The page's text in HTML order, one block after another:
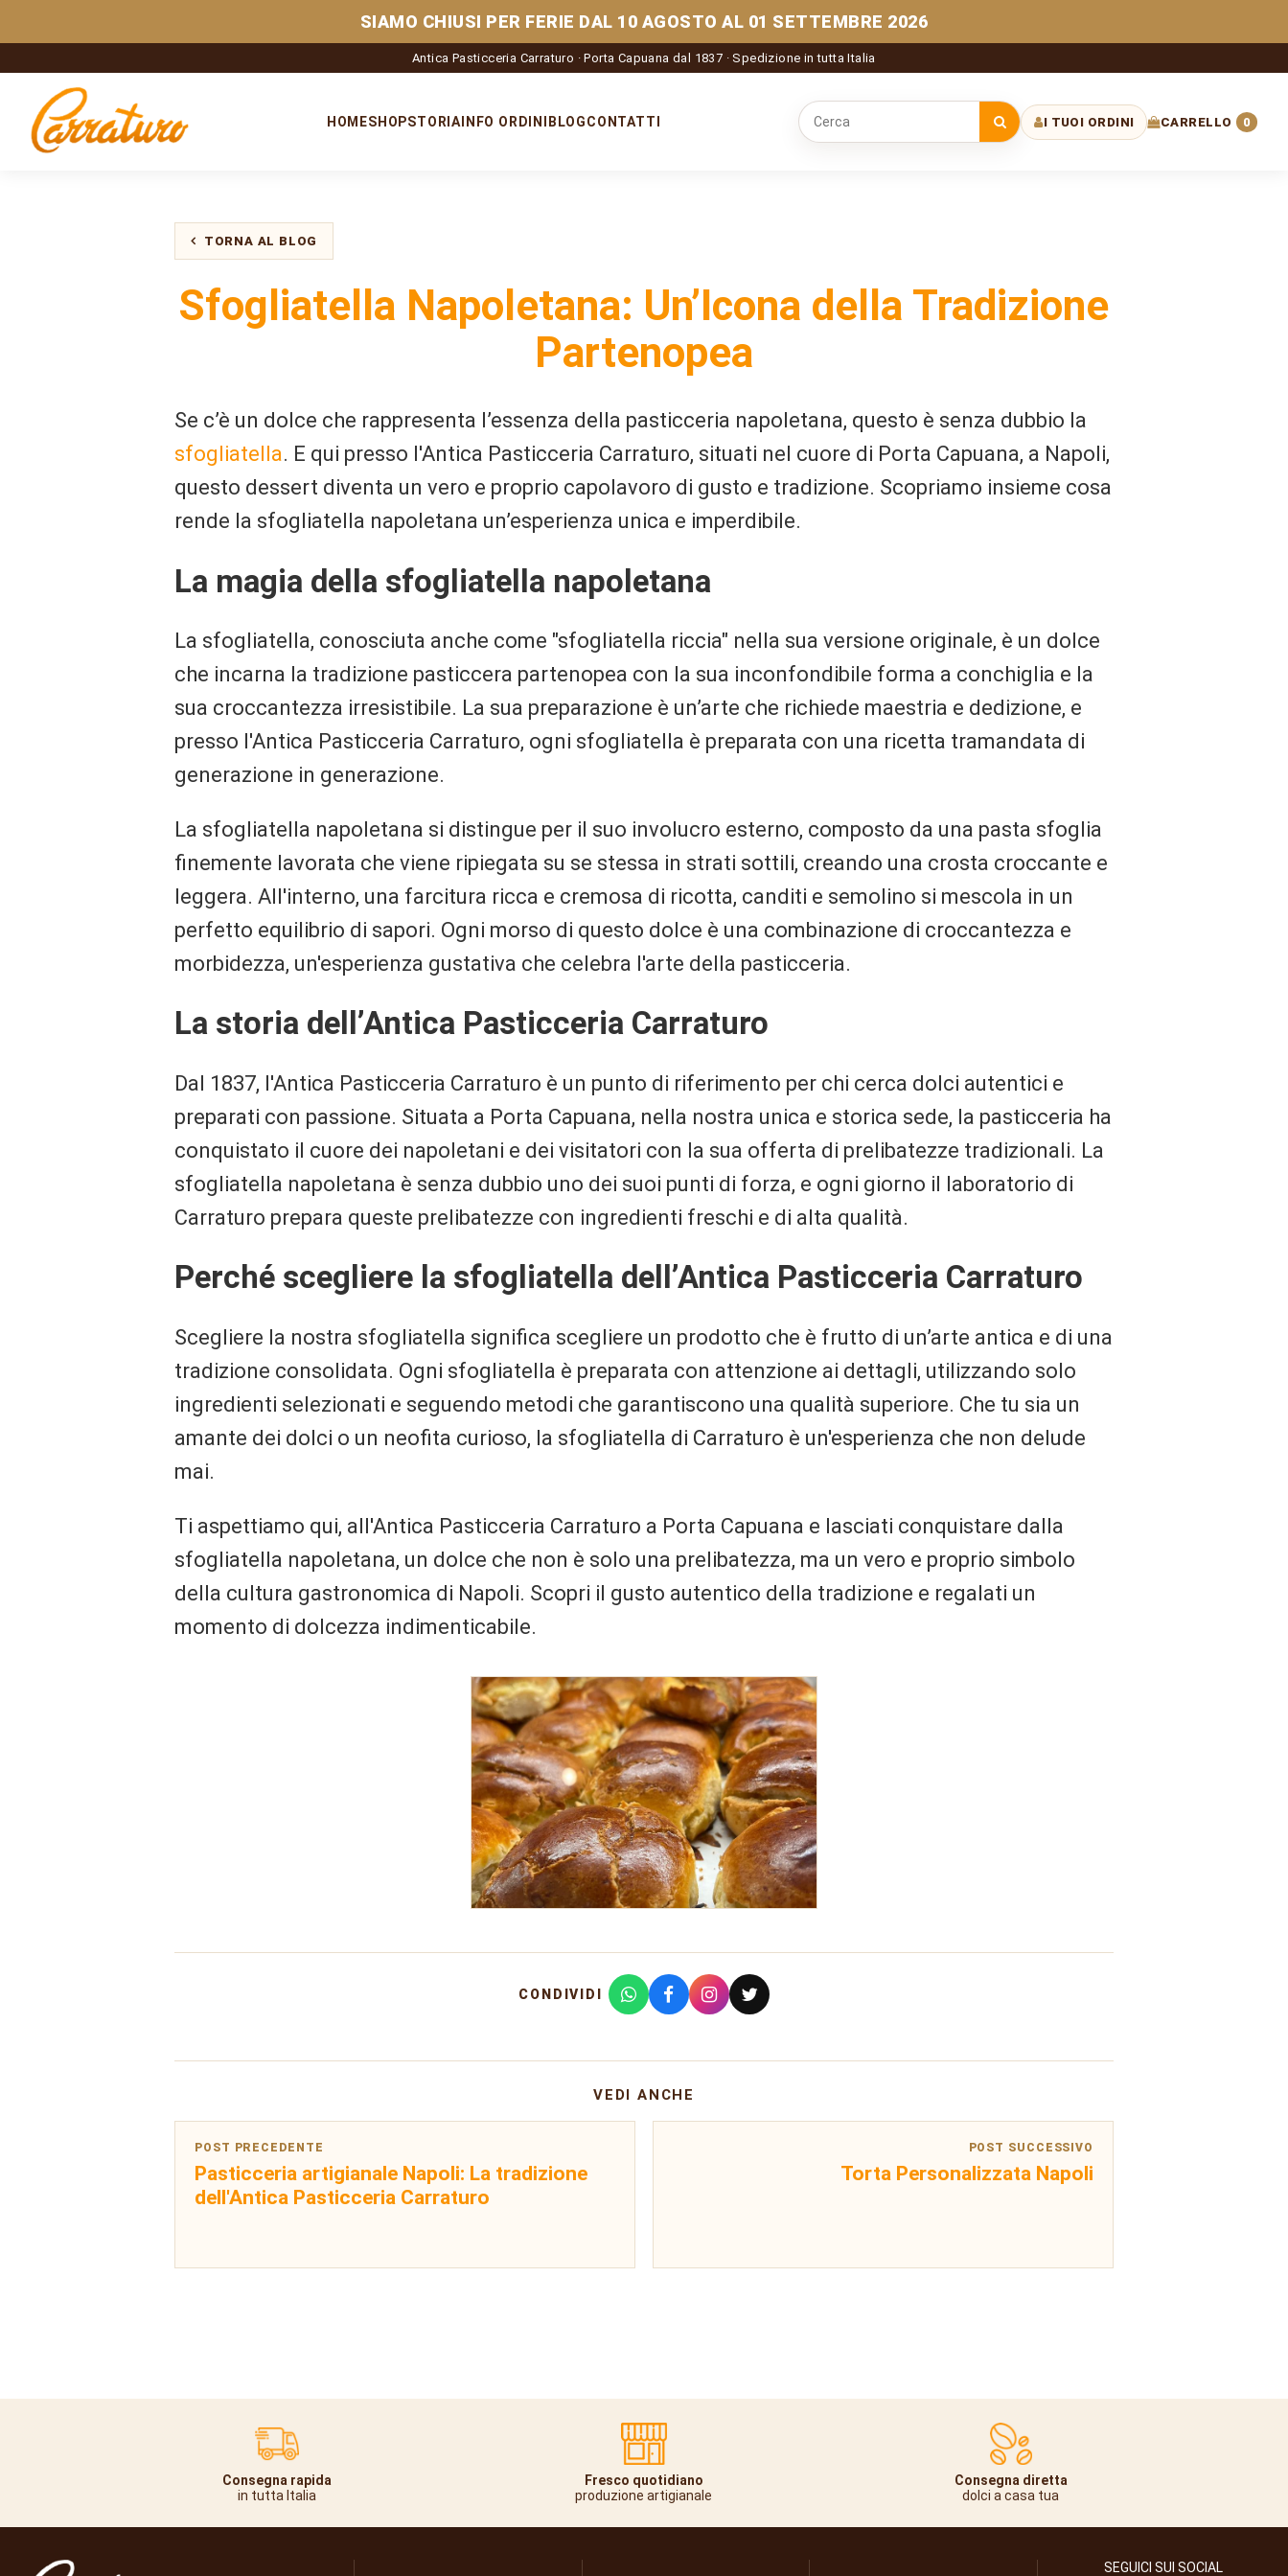
SIAMO CHIUSI PER FERIE DAL 10 AGOSTO AL 01 SETTEMBRE 2026
Antica Pasticceria Carraturo · Porta Capuana dal 1837 · Spedizione in tutta Italia
HOMESHOPSTORIA INFO ORDINI BLOGCONTATTI Cerca nel sito I TUOI ORDINI CARRELLO 0
TORNA AL BLOG
Sfogliatella Napoletana: Un’Icona della Tradizione
Partenopea
Se c’è un dolce che rappresenta l’essenza della pasticceria napoletana, questo è senza dubbio la
sfogliatella. E qui presso l'Antica Pasticceria Carraturo, situati nel cuore di Porta Capuana, a Napoli,
questo dessert diventa un vero e proprio capolavoro di gusto e tradizione. Scopriamo insieme cosa
rende la sfogliatella napoletana un’esperienza unica e imperdibile.
La magia della sfogliatella napoletana
La sfogliatella, conosciuta anche come "sfogliatella riccia" nella sua versione originale, è un dolce
che incarna la tradizione pasticcera partenopea con la sua inconfondibile forma a conchiglia e la
sua croccantezza irresistibile. La sua preparazione è un’arte che richiede maestria e dedizione, e
presso l'Antica Pasticceria Carraturo, ogni sfogliatella è preparata con una ricetta tramandata di
generazione in generazione.
La sfogliatella napoletana si distingue per il suo involucro esterno, composto da una pasta sfoglia
finemente lavorata che viene ripiegata su se stessa in strati sottili, creando una crosta croccante e
leggera. All'interno, una farcitura ricca e cremosa di ricotta, canditi e semolino si mescola in un
perfetto equilibrio di sapori. Ogni morso di questo dolce è una combinazione di croccantezza e
morbidezza, un'esperienza gustativa che celebra l'arte della pasticceria.
La storia dell’Antica Pasticceria Carraturo
Dal 1837, l'Antica Pasticceria Carraturo è un punto di riferimento per chi cerca dolci autentici e
preparati con passione. Situata a Porta Capuana, nella nostra unica e storica sede, la pasticceria ha
conquistato il cuore dei napoletani e dei visitatori con la sua offerta di prelibatezze tradizionali. La
sfogliatella napoletana è senza dubbio uno dei suoi punti di forza, e ogni giorno il laboratorio di
Carraturo prepara queste prelibatezze con ingredienti freschi e di alta qualità.
Perché scegliere la sfogliatella dell’Antica Pasticceria Carraturo
Scegliere la nostra sfogliatella significa scegliere un prodotto che è frutto di un’arte antica e di una
tradizione consolidata. Ogni sfogliatella è preparata con attenzione ai dettagli, utilizzando solo
ingredienti selezionati e seguendo metodi che garantiscono una qualità superiore. Che tu sia un
amante dei dolci o un neofita curioso, la sfogliatella di Carraturo è un'esperienza che non delude
mai.
Ti aspettiamo qui, all'Antica Pasticceria Carraturo a Porta Capuana e lasciati conquistare dalla
sfogliatella napoletana, un dolce che non è solo una prelibatezza, ma un vero e proprio simbolo
della cultura gastronomica di Napoli. Scopri il gusto autentico della tradizione e regalati un
momento di dolcezza indimenticabile.
CONDIVIDI
VEDI ANCHE
POST PRECEDENTE
Pasticceria artigianale Napoli: La tradizione
dell'Antica Pasticceria Carraturo
POST SUCCESSIVO
Torta Personalizzata Napoli
Consegna rapida
in tutta Italia
Fresco quotidiano
produzione artigianale
Consegna diretta
dolci a casa tua
SEGUICI SUI SOCIAL